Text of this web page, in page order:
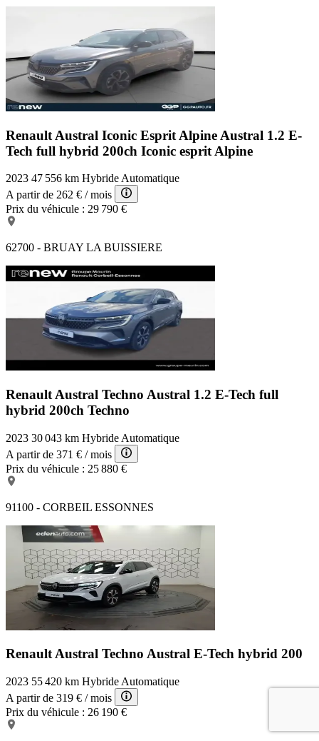
Renault Austral Iconic Esprit Alpine Austral 1.2 E-
Tech full hybrid 200ch Iconic esprit Alpine
2023 47 556 km Hybride Automatique
A partir de 262 € / mois
Prix du véhicule : 29 790 €
62700 - BRUAY LA BUISSIERE
Renault Austral Techno Austral 1.2 E-Tech full
hybrid 200ch Techno
2023 30 043 km Hybride Automatique
A partir de 371 € / mois
Prix du véhicule : 25 880 €
91100 - CORBEIL ESSONNES
Renault Austral Techno Austral E-Tech hybrid 200
2023 55 420 km Hybride Automatique
A partir de 319 € / mois
Prix du véhicule : 26 190 €